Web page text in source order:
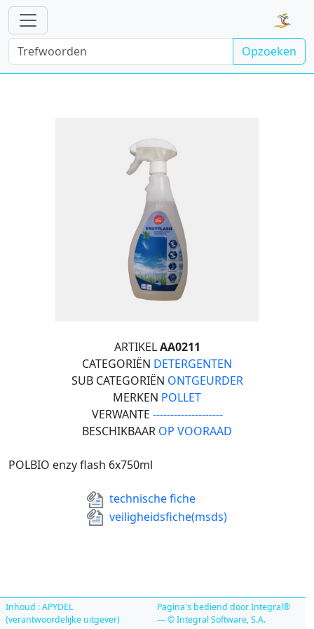
Opzoeken
ARTIKELAA0211
CATEGORIËN DETERGENTEN
SUB CATEGORIËN ONTGEURDER
MERKEN POLLET
VERWANTE --------------------
BESCHIKBAAR OP VOORAAD
POLBIO enzy flash 6x750ml
technische fiche
veiligheidsfiche(msds)
Inhoud : APYDEL
(verantwoordelijke uitgever)
Pagina's bediend door Integral®
— © Integral Software, S.A.